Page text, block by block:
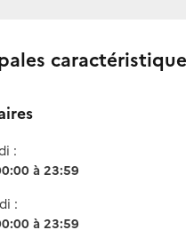
:
à 23:59
:
à 23:59